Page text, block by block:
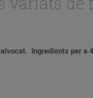
Ingredients per a